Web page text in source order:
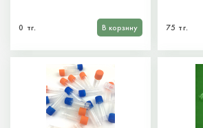
0 тг. В корзину 75 тг.